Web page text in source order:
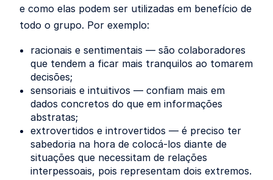
e como elas podem ser utilizadas em benefício de
todo o grupo. Por exemplo:
racionais e sentimentais — são colaboradores
que tendem a ficar mais tranquilos ao tomarem
decisões;
sensoriais e intuitivos — confiam mais em
dados concretos do que em informações
abstratas;
extrovertidos e introvertidos — é preciso ter
sabedoria na hora de colocá-los diante de
situações que necessitam de relações
interpessoais, pois representam dois extremos.